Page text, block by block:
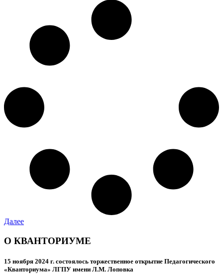
Далее
О КВАНТОРИУМЕ
15 ноября 2024 г. состоялось торжественное открытие Педагогического
«Кванториума» ЛГПУ имени Л.М. Лоповка